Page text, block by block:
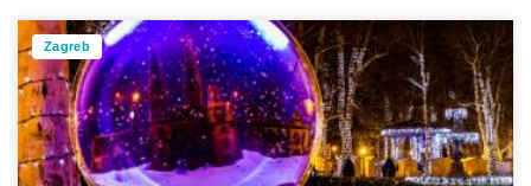
Zagreb